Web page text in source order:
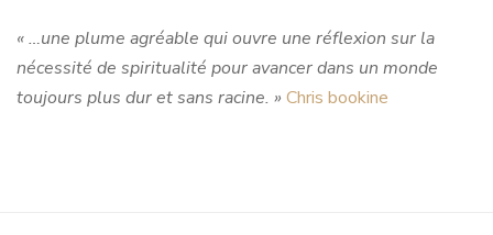
« …une plume agréable qui ouvre une réflexion sur la
nécessité de spiritualité pour avancer dans un monde
toujours plus dur et sans racine. » Chris bookine